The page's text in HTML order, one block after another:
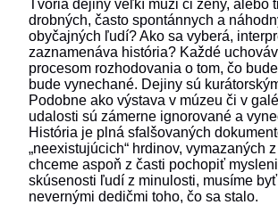
Tvoria dejiny veľkí muži či ženy, alebo
drobných, často spontánnych a
obyčajných ľudí? Ako sa vyberá,
zaznamenáva história? Každé
procesom rozhodovania o tom, čo
bude vynechané. Dejiny sú
Podobne ako výstava v múzeu či v
udalosti sú zámerne ignorované a
História je plná sfalšovaných
„neexistujúcich“ hrdinov, vymazaných
chceme aspoň z časti pochopiť
skúsenosti ľudí z minulosti, musíme
nevernými dedičmi toho, čo sa stalo.